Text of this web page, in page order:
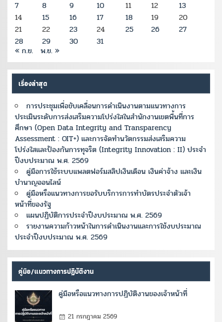
7
8 9 10 11 12
13
14
15 16 17 18 19
20
21
22 23 24 25 26
27
28
29 30 31
« ก.ย. พ.ย. »
เรื่องล่าสุด
การประชุมเพื่อขับเคลื่อนการดำเนินงานตามแนวทางการ
ประเมินระดับการส่งเสริมความโปร่งใสในสำนักงานเขตพื้นที่การ
ศึกษา (Open Data Integrity and Transparency
Assessment : OIT+) และการจัดทำนวัตกรรมส่งเสริมความ
โปร่งใสและป้องกันการทุจริต (Integrity Innovation : II) ประจำ
ปีงบประมาณ พ.ศ. 2569
คู่มือการใช้ระบบแพลตฟอร์มสลิปเงินเดือน เงินค่าจ้าง และเงิน
บำนาญออนไลน์
คู่มือหรือแนวทางการขอรับบริการการทำบัตรประจำตัวเจ้า
หน้าที่ของรัฐ
แผนปฏิบัติการประจำปีงบประมาณ พ.ศ. 2569
รายงานความก้าวหน้าในการดำเนินงานและการใช้งบประมาณ
ประจำปีงบประมาณ พ.ศ. 2569
คู่มือ/แนวทางการปฏิบัติงาน
คู่มือหรือแนวทางการปฏิบัติงานของเจ้าหน้าที่
21 กรกฎาคม 2569